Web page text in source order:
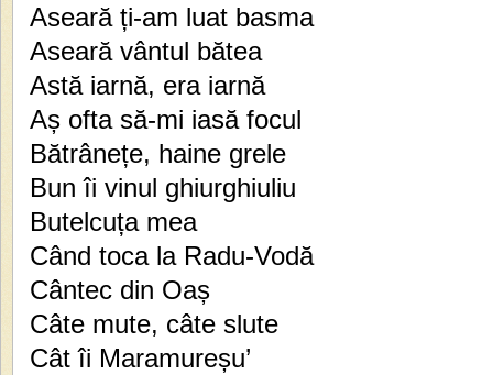
Aseară ți-am luat basma
Aseară vântul bătea
Astă iarnă, era iarnă
Aș ofta să-mi iasă focul
Bătrânețe, haine grele
Bun îi vinul ghiurghiuliu
Butelcuța mea
Când toca la Radu-Vodă
Cântec din Oaș
Câte mute, câte slute
Cât îi Maramureșu’